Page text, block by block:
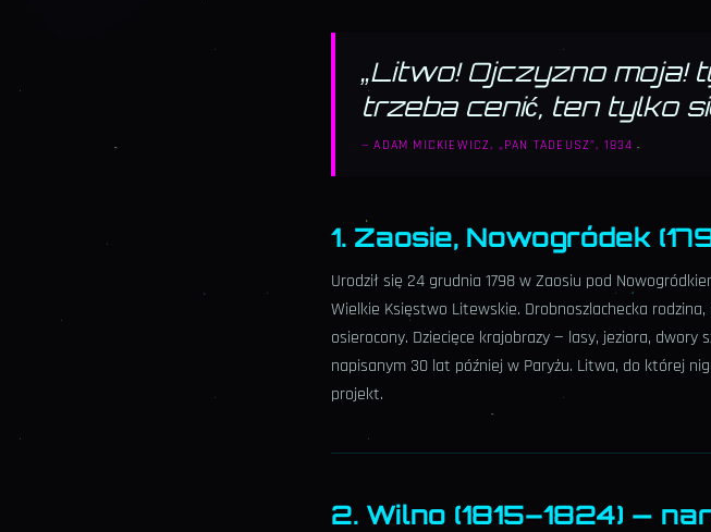
„Litwo! Ojczyzno moja!
trzeba cenić, ten tylko
—ADAM MICKIEWICZ, „PAN TADEUSZ”, 1834
1. Zaosie, Nowogródek
Urodził się 24 grudnia 1798 w Zaosiu pod
Wielkie Księstwo Litewskie. Drobnoszlachecka
osierocony. Dziecięce krajobrazy — lasy, jeziora, dwory
napisanym 30 lat później w Paryżu. Litwa, do której
projekt.
2. Wilno (1815–1824) —